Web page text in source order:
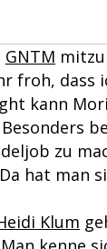
GNTM
froh, dass
kann
zu
hat man
Klum